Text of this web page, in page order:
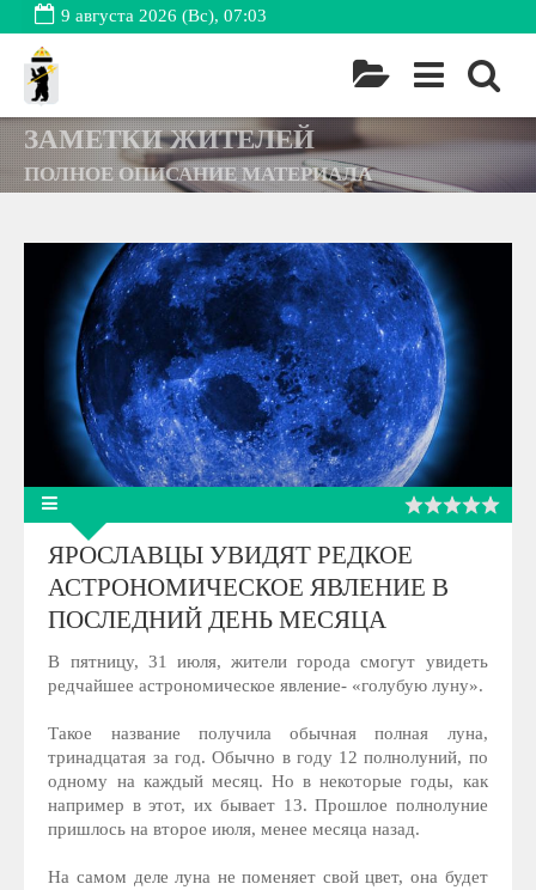
9 августа 2026 (Вс), 07:03
ЗАМЕТКИ ЖИТЕЛЕЙ
ПОЛНОЕ ОПИСАНИЕ МАТЕРИАЛА
ЯРОСЛАВЦЫ УВИДЯТ РЕДКОЕ
АСТРОНОМИЧЕСКОЕ ЯВЛЕНИЕ В
ПОСЛЕДНИЙ ДЕНЬ МЕСЯЦА
В пятницу, 31 июля, жители города смогут увидеть
редчайшее астрономическое явление- «голубую луну».
Такое название получила обычная полная луна,
тринадцатая за год. Обычно в году 12 полнолуний, по
одному на каждый месяц. Но в некоторые годы, как
например в этот, их бывает 13. Прошлое полнолуние
пришлось на второе июля, менее месяца назад.
На самом деле луна не поменяет свой цвет, она будет